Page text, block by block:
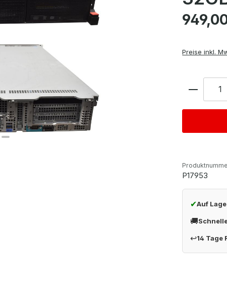
Regulärer
Preise inkl.
Anzahl
P17953
✔Auf
🚚
↩14 Tage